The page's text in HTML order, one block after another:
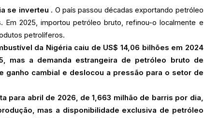
se inverteu . O país passou décadas exportando petróleo
Em 2025, importou petróleo bruto, refinou-o localmente e
petrolíferos.
da Nigéria caiu de US$ 14,06 bilhões em 2024
mas a demanda estrangeira de petróleo bruto de
ganho cambial e deslocou a pressão para o setor de
para abril de 2026, de 1,663 milhão de barris por dia,
mas a disponibilidade exclusiva de petróleo